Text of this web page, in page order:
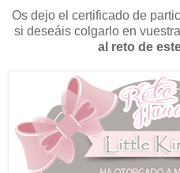
Os dejo el certificado de
si deseáis colgarlo en
al reto de